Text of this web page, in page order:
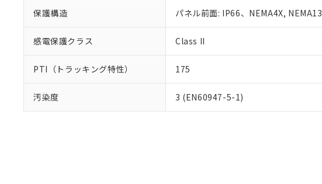
保護構造 パネル前面: IP66、NEMA4X, NEMA13
感電保護クラス Class II
PTI（トラッキング特性） 175
汚染度 3 (EN60947-5-1)